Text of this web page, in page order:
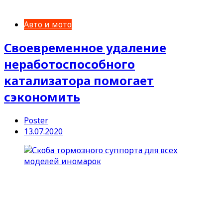
Авто и мото
Своевременное удаление
неработоспособного
катализатора помогает
сэкономить
Poster
13.07.2020